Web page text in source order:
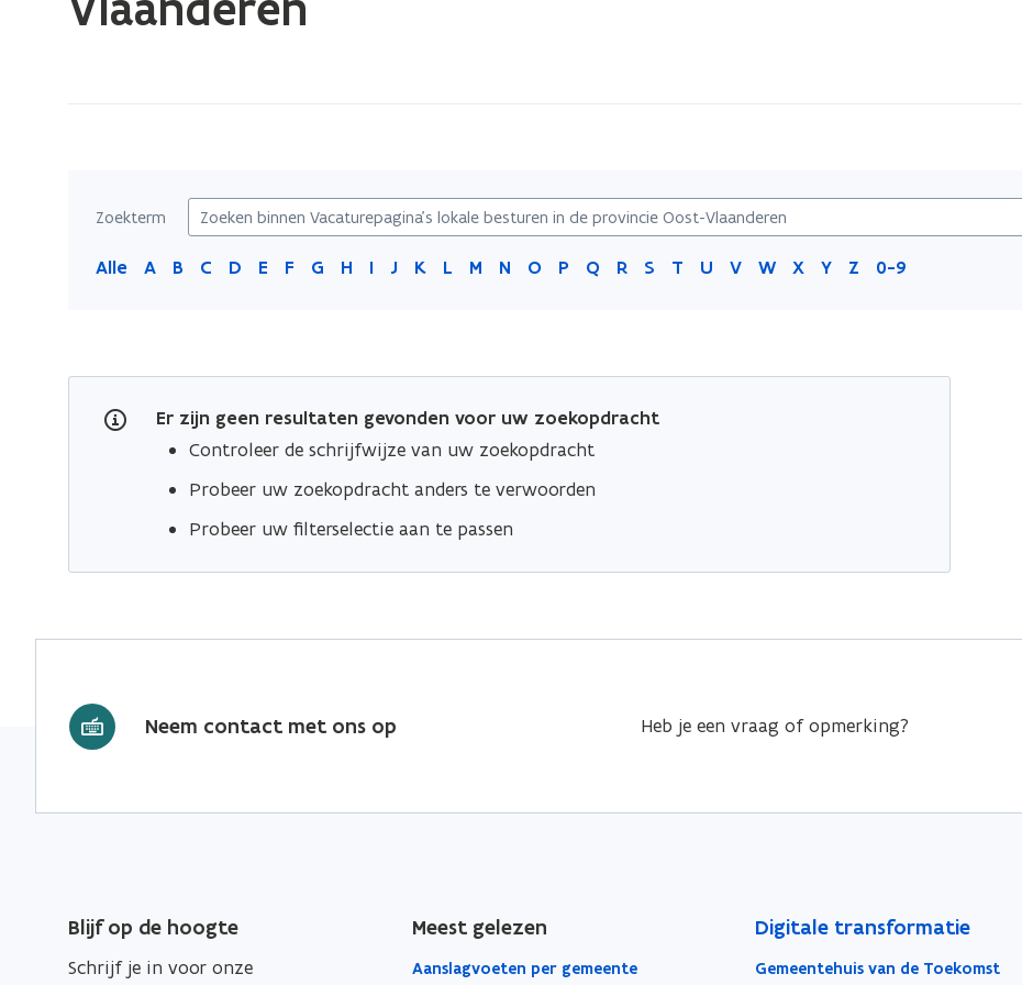
provincieZoekterm
Alle A B C D E F G H I J K L M N O P Q R S T U V W X Y Z 0-9
Er zijn geen resultaten gevonden voor uw zoekopdracht
Controleer de schrijfwijze van uw zoekopdracht
Probeer uw zoekopdracht anders te verwoorden
Probeer uw filterselectie aan te passen
Neem contact met ons op Heb je een vraag of opmerking?
Blijf op de hoogte
Schrijf je in voor onze
Meest gelezen
Aanslagvoeten per gemeente
Digitale transformatie
Gemeentehuis van de Toekomst